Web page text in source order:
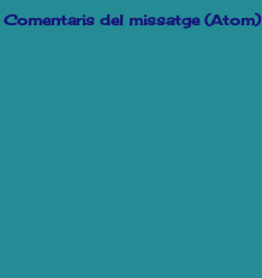
Comentaris del missatge (Atom)